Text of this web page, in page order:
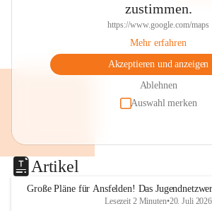
zustimmen.
https://www.google.com/maps
Mehr erfahren
Akzeptieren und anzeigen
Ablehnen
Auswahl merken
Artikel
Große Pläne für Ansfelden! Das
Lesezeit 2 Minuten•20. Juli 2026